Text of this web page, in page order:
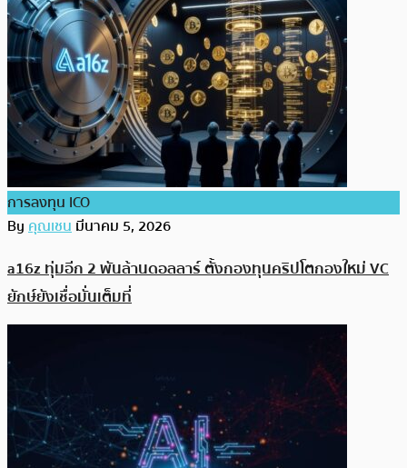
การลงทุน ICO
Byคุณเชนมีนาคม 5, 2026
a16z ทุ่มอีก 2 พันล้านดอลลาร์ ตั้งกองทุนคริปโตกองใหม่ VC
ยักษ์ยังเชื่อมั่นเต็มที่